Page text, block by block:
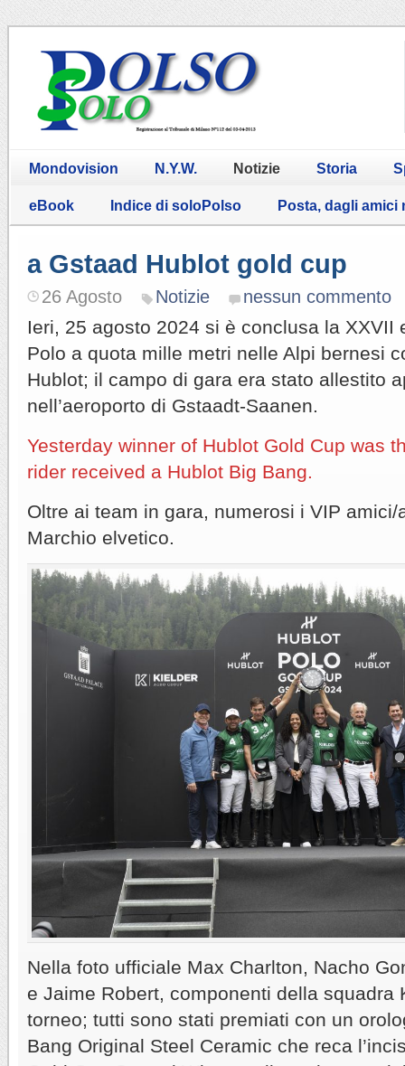
Mondovision N.Y.W. Notizie Storia
eBook Indice di soloPolso Posta, dagli amici
a Gstaad Hublot gold cup
26 Agosto Notizie nessun commento
Ieri, 25 agosto 2024 si è conclusa la XXVII
Polo a quota mille metri nelle Alpi bernesi
Hublot; il campo di gara era stato allestito
nell’aeroporto di Gstaadt-Saanen.
Yesterday winner of Hublot Gold Cup was
rider received a Hublot Big Bang.
Oltre ai team in gara, numerosi i VIP
Marchio elvetico.
Nella foto ufficiale Max Charlton, Nacho
e Jaime Robert, componenti della squadra
torneo; tutti sono stati premiati con un
Bang Original Steel Ceramic che reca